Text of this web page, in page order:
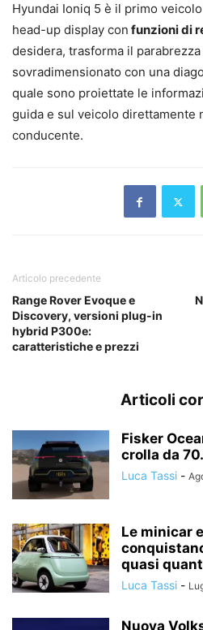
Hyundai Ioniq 5 è il primo
head-up display con funzioni di
desidera, trasforma il
sovradimensionato con una
quale sono proiettate le
guida e sul veicolo direttamente
conducente.
Articolo precedente
Range Rover Evoque e
Discovery, versioni plug-in
hybrid P300e:
caratteristiche e prezzi
Articoli
Fisker
crolla da
Luca Tassi -
Le minicar
quasi
Luca Tassi -
Nuova